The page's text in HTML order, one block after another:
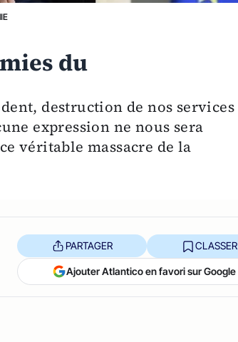
du
destruction de nos services
expression ne nous sera
véritable massacre de la
PARTAGER CLASSER
Ajouter Atlantico en favori sur Google